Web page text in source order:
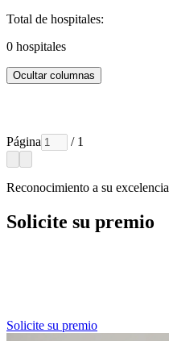
Total de hospitales:
0 hospitales
Ocultar columnas
Página / 1
Reconocimiento a su excelencia
Solicite su premio
Solicite su premio